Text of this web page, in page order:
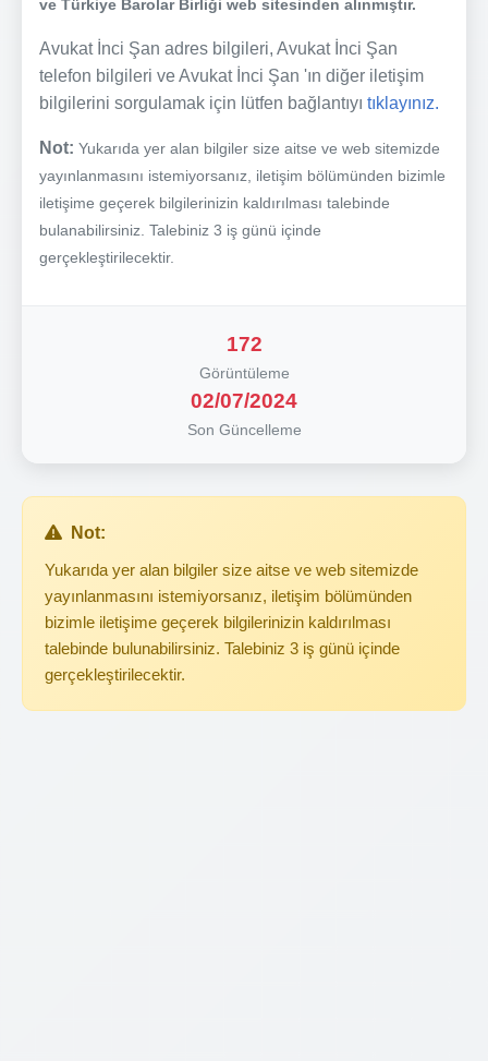
ve Türkiye Barolar Birliği web sitesinden alınmıştır.
Avukat İnci Şan adres bilgileri, Avukat İnci Şan
telefon bilgileri ve Avukat İnci Şan 'ın diğer iletişim
bilgilerini sorgulamak için lütfen bağlantıyı tıklayınız.
Not: Yukarıda yer alan bilgiler size aitse ve web sitemizde
yayınlanmasını istemiyorsanız, iletişim bölümünden bizimle
iletişime geçerek bilgilerinizin kaldırılması talebinde
bulanabilirsiniz. Talebiniz 3 iş günü içinde
gerçekleştirilecektir.
172
Görüntüleme
02/07/2024
Son Güncelleme
Not:
Yukarıda yer alan bilgiler size aitse ve web sitemizde
yayınlanmasını istemiyorsanız, iletişim bölümünden
bizimle iletişime geçerek bilgilerinizin kaldırılması
talebinde bulunabilirsiniz. Talebiniz 3 iş günü içinde
gerçekleştirilecektir.